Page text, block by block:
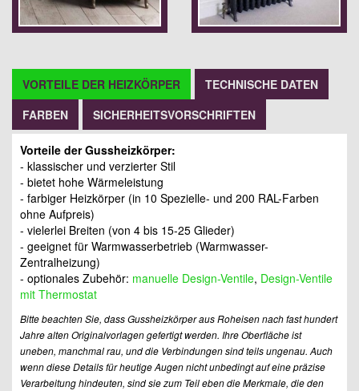
VORTEILE DER HEIZKÖRPER
TECHNISCHE DATEN
FARBEN
SICHERHEITSVORSCHRIFTEN
Vorteile der Gussheizkörper:
- klassischer und verzierter Stil
- bietet hohe Wärmeleistung
- farbiger Heizkörper (in 10 Spezielle- und 200 RAL-Farben
ohne Aufpreis)
- vielerlei Breiten (von 4 bis 15-25 Glieder)
- geeignet für Warmwasserbetrieb (Warmwasser-
Zentralheizung)
- optionales Zubehör: manuelle Design-Ventile, Design-Ventile
mit Thermostat
Bitte beachten Sie, dass Gussheizkörper aus Roheisen nach fast hundert
Jahre alten Originalvorlagen gefertigt werden. Ihre Oberfläche ist
uneben, manchmal rau, und die Verbindungen sind teils ungenau. Auch
wenn diese Details für heutige Augen nicht unbedingt auf eine präzise
Verarbeitung hindeuten, sind sie zum Teil eben die Merkmale, die den